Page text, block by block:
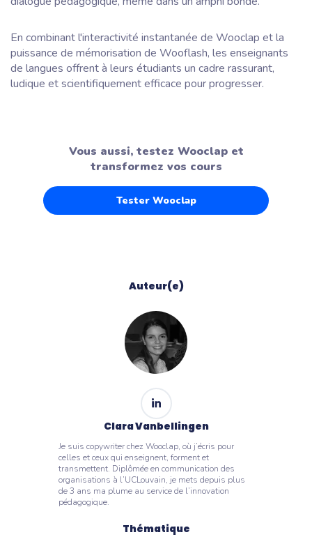
En combinant l'interactivité instantanée de Wooclap et la
puissance de mémorisation de Wooflash, les enseignants
de langues offrent à leurs étudiants un cadre rassurant,
ludique et scientifiquement efficace pour progresser.
Vous aussi, testez Wooclap et
transformez vos cours
Tester Wooclap
Auteur(e)
Clara Vanbellingen
Je suis copywriter chez Wooclap, où j’écris pour
celles et ceux qui enseignent, forment et
transmettent. Diplômée en communication des
organisations à l’UCLouvain, je mets depuis plus
de 3 ans ma plume au service de l’innovation
pédagogique.
Thématique